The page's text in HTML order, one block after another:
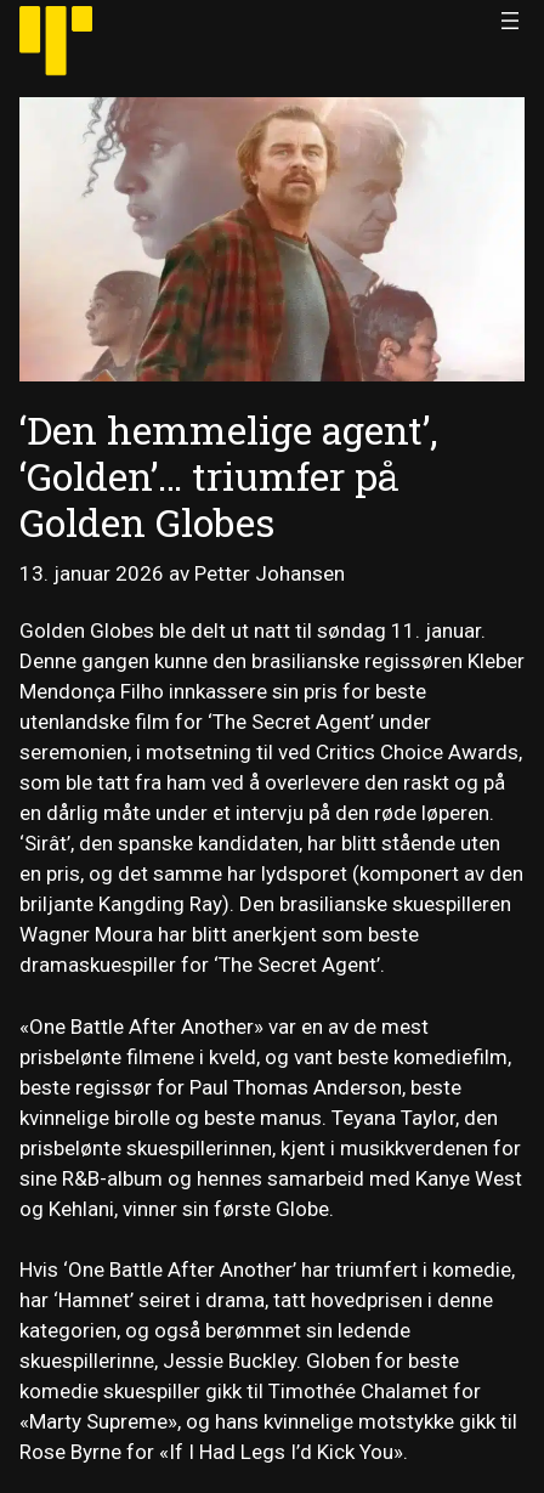
Hopp
innhold
‘Den hemmelige agent’,
‘Golden’… triumfer på
Golden Globes
13. januar 2026 av Petter Johansen
Golden Globes ble delt ut natt til søndag 11. januar.
Denne gangen kunne den brasilianske regissøren Kleber
Mendonça Filho innkassere sin pris for beste
utenlandske film for ‘The Secret Agent’ under
seremonien, i motsetning til ved Critics Choice Awards,
som ble tatt fra ham ved å overlevere den raskt og på
en dårlig måte under et intervju på den røde løperen.
‘Sirât’, den spanske kandidaten, har blitt stående uten
en pris, og det samme har lydsporet (komponert av den
briljante Kangding Ray). Den brasilianske skuespilleren
Wagner Moura har blitt anerkjent som beste
dramaskuespiller for ‘The Secret Agent’.
«One Battle After Another» var en av de mest
prisbelønte filmene i kveld, og vant beste komediefilm,
beste regissør for Paul Thomas Anderson, beste
kvinnelige birolle og beste manus. Teyana Taylor, den
prisbelønte skuespillerinnen, kjent i musikkverdenen for
sine R&B-album og hennes samarbeid med Kanye West
og Kehlani, vinner sin første Globe.
Hvis ‘One Battle After Another’ har triumfert i komedie,
har ‘Hamnet’ seiret i drama, tatt hovedprisen i denne
kategorien, og også berømmet sin ledende
skuespillerinne, Jessie Buckley. Globen for beste
komedie skuespiller gikk til Timothée Chalamet for
«Marty Supreme», og hans kvinnelige motstykke gikk til
Rose Byrne for «If I Had Legs I’d Kick You».